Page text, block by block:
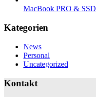
MacBook PRO & SSD
Kategorien
News
Personal
Uncategorized
Kontakt